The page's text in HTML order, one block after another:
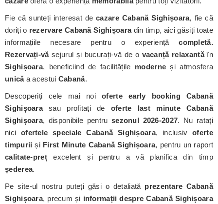
Fie că sunteți interesat decazare Cabană Sighișoara, fie că
doriți o rezervare Cabană Sighișoaradin timp, aici găsiți toate
informațiile necesare pentru o experiențăcompletă.
Rezervați-văsejurul și bucurați-vă de o vacanță relaxantăîn
Sighișoara, beneficiind de facilitățile moderne și atmosfera
unicăa acestui Cabană.
Descoperiți cele mai noioferte early booking Cabană
Sighișoarasau profitați de oferte last minute Cabană
Sighișoara, disponibile pentru sezonul 2026-2027. Nu ratați
nici ofertele speciale Cabană Sighișoara, inclusivoferte
timpurii și First Minute Cabană Sighișoara, pentru un raport
calitate-prețexcelent și pentru a vă planifica din timp
șederea.
Pe site-ul nostru puteți găsi o detaliată prezentare Cabană
Sighișoara, precum și informații despre Cabană Sighișoara